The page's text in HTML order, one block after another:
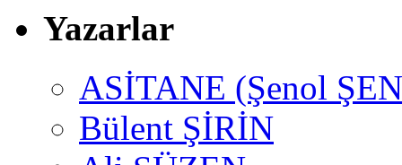
Yazarlar
ASİTANE (Şenol
Bülent ŞİRİN